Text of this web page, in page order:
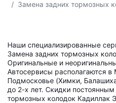
Замена задних тормозных
Наши специализированные
Замена задних тормозных
Оригинальные и
Автосервисы располагаются
Подмосковье (Химки,
до 2-х лет. Скидки
тормозных колодок Кадиллак